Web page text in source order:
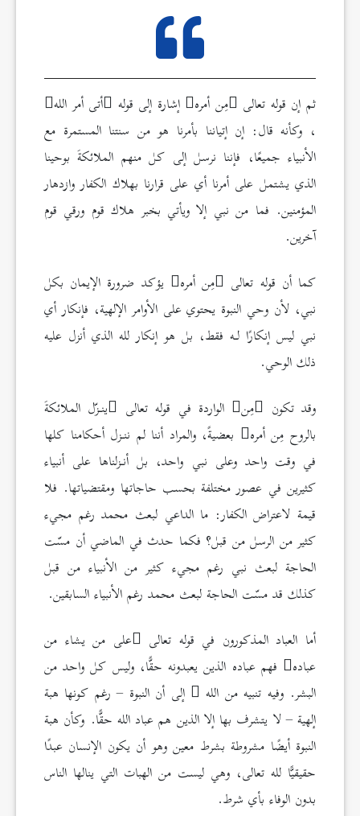
ثم إن قوله تعالى مِن أمره إشارة إلى قوله أتى أمر الله
، وكأنه قال: إن إتياننا بأمرنا هو من سنتنا المستمرة مع
الأنبياء جميعًا، فإننا نرسل إلى كل منهم الملائكةَ بوحينا
الذي يشتمل على أمرنا أي على قرارنا بهلاك الكفار وازدهار
المؤمنين. فما من نبي إلا ويأتي بخبر هلاك قوم ورقي قوم
آخرين.
كما أن قوله تعالى مِن أمره يؤكد ضرورة الإيمان بكل
نبي، لأن وحي النبوة يحتوي على الأوامر الإلهية، فإنكار أي
نبي ليس إنكارًا لـه فقط، بل هو إنكار لله الذي أنزل عليه
ذلك الوحي.
وقد تكون
مِن الواردة في قوله تعالى
ينـزّل الملائكةَ
بالروح مِن أمره بعضيةً، والمراد أننا لم ننـزل أحكامنا كلها
في وقت واحد وعلى نبي واحد، بل أنـزلناها على أنبياء
كثيرين في عصور مختلفة بحسب حاجاتها ومقتضياتها. فلا
قيمة لاعتراض الكفار: ما الداعي لبعث محمد رغم مجيء
كثير من الرسل من قبل؟ فكما حدث في الماضي أن مسّت
الحاجة لبعث نبي رغم مجيء كثير من الأنبياء من قبل
كذلك قد مسّت الحاجة لبعث محمد رغم الأنبياء السابقين.
أما العباد المذكورون في قوله تعالى
على من يشاء من
عباده فهم عباده الذين يعبدونه حقًّا، وليس كل واحد من
البشر. وفيه تنبيه من الله
إلى أن النبوة – رغم كونها هبة
إلهية – لا يتشرف بها إلا الذين هم عباد الله حقًّا. وكأن هبة
النبوة أيضًا مشروطة بشرط معين وهو أن يكون الإنسان عبدًا
حقيقيًّا لله تعالى، وهي ليست من الهبات التي ينالها الناس
بدون الوفاء بأي شرط.